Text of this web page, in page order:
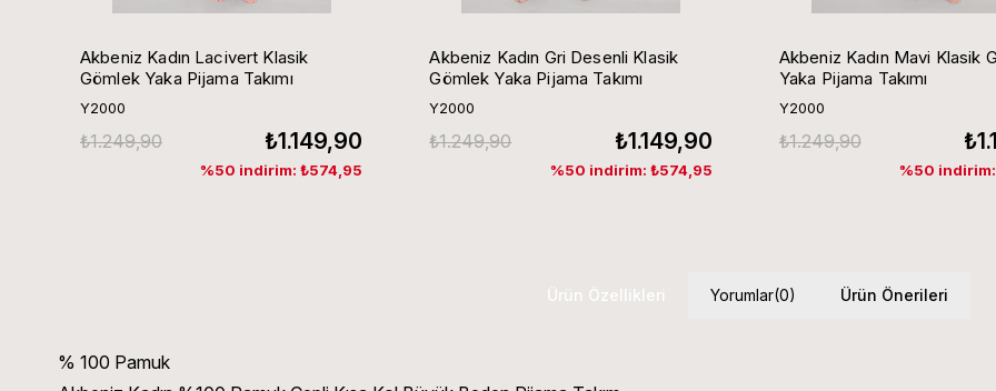
Akbeniz Kadın Lacivert Klasik
Gömlek Yaka Pijama Takımı
Y2000
₺1.149,90
₺1.249,90
%50 indirim: ₺574,95
Akbeniz Kadın Gri Desenli Klasik
Gömlek Yaka Pijama Takımı
Y2000
₺1.149,90
₺1.249,90
%50 indirim: ₺574,95
Akbeniz Kadın Mavi Klasik
Yaka Pijama Takımı
Y2000
₺1.249,90
%50
Ürün Özellikleri Yorumlar(0) Ürün Önerileri
% 100 Pamuk